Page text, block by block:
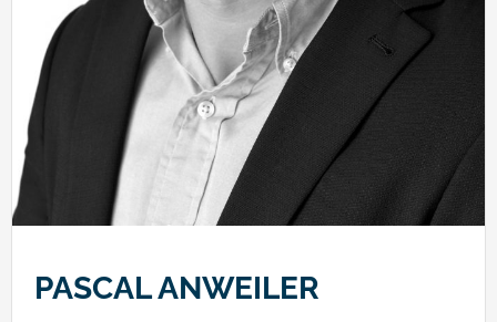
PASCAL ANWEILER